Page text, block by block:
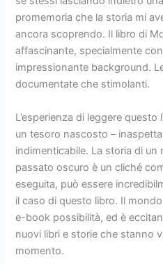
promemoria che la storia mi
ancora scoprendo. Il libro di
affascinante, specialmente
impressionante background.
documentate che stimolanti.
L’esperienza di leggere
un tesoro nascosto –
indimenticabile. La storia di un
passato oscuro è un cliché
eseguita, può essere
il caso di questo libro. Il
e-book possibilità, ed è
nuovi libri e storie che stanno
momento.